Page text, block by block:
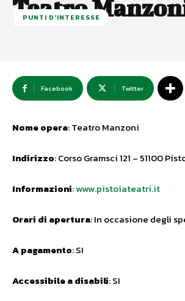
Teatro
PUNTI D'INTERESSE
Facebook Twitter
Nome opera: Teatro Manzoni
Indirizzo: Corso Gramsci 121 – 51100
Informazioni:www.pistoiateatri.it
Orari di apertura: In occasione degli
A pagamento: SI
Accessibile a disabili: SI